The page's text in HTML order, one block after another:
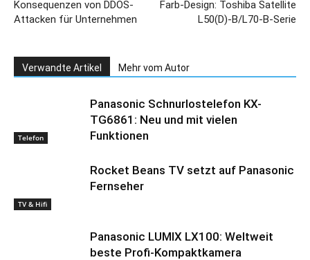
Konsequenzen von DDOS-
Attacken für Unternehmen
Farb-Design: Toshiba Satellite
L50(D)-B/L70-B-Serie
Verwandte Artikel Mehr vom Autor
Telefon
Panasonic Schnurlostelefon KX-
TG6861: Neu und mit vielen
Funktionen
TV & Hifi
Rocket Beans TV setzt auf Panasonic
Fernseher
Panasonic LUMIX LX100: Weltweit
beste Profi-Kompaktkamera